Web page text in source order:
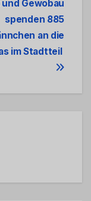
und Gewobau
spenden 885
an die
im Stadtteil